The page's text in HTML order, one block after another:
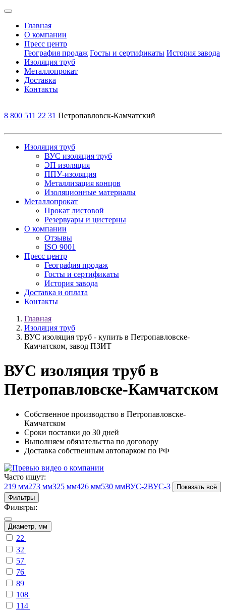
Главная
О компании
Пресс центр
География продаж Госты и сертификаты История завода
Изоляция труб
Металлопрокат
Доставка
Контакты
8 800 511 22 31 Петропавловск-Камчатский
Изоляция труб
ВУС изоляция труб
ЭП изоляция
ППУ-изоляция
Металлизация концов
Изоляционные материалы
Металлопрокат
Прокат листовой
Резервуары и цистерны
О компании
Отзывы
ISO 9001
Пресс центр
География продаж
Госты и сертификаты
История завода
Доставка и оплата
Контакты
Главная
Изоляция труб
ВУС изоляция труб - купить в Петропавловске-
Камчатском, завод ПЗИТ
ВУС изоляция труб в
Петропавловске-Камчатском
Собственное производство в Петропавловске-
Камчатском
Сроки поставки до 30 дней
Выполняем обязательства по договору
Доставка собственным автопарком по РФ
Часто ищут:
219 мм273 мм325 мм426 мм530 ммВУС-2ВУС-3
Показать всё
Фильтры
Фильтры:
Диаметр, мм
22
32
57
76
89
108
114